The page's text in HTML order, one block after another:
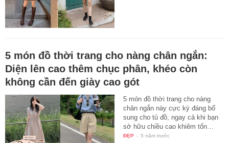
5 món đồ thời trang cho nàng chân ngắn:
Diện lên cao thêm chục phân, khéo còn
không cần đến giày cao gót
5 món đồ thời trang cho nàng
chân ngắn này cực kỳ đáng bổ
sung cho tủ đồ, ngay cả khi bạn
sở hữu chiều cao khiêm tốn…
ĐẸP - 5 năm trước